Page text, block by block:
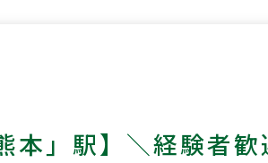
本」駅】＼経験者